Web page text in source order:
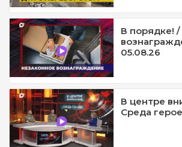
В порядке!
05.08.26
В центре
Среда